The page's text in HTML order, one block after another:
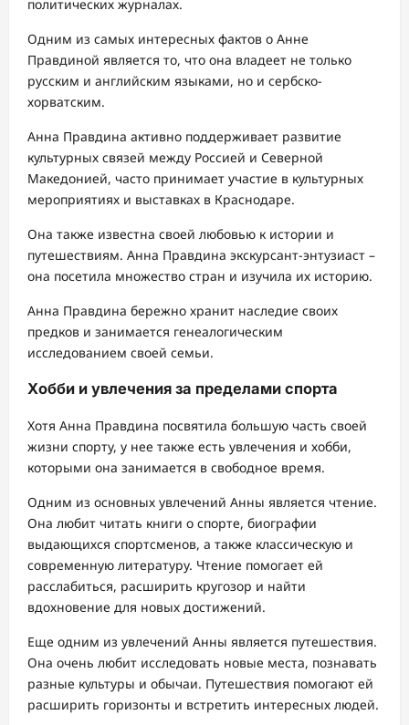
политических журналах.
Одним из самых интересных фактов о Анне
Правдиной является то, что она владеет не только
русским и английским языками, но и сербско-
хорватским.
Анна Правдина активно поддерживает развитие
культурных связей между Россией и Северной
Македонией, часто принимает участие в культурных
мероприятиях и выставках в Краснодаре.
Она также известна своей любовью к истории и
путешествиям. Анна Правдина экскурсант-энтузиаст –
она посетила множество стран и изучила их историю.
Анна Правдина бережно хранит наследие своих
предков и занимается генеалогическим
исследованием своей семьи.
Хобби и увлечения за пределами спорта
Хотя Анна Правдина посвятила большую часть своей
жизни спорту, у нее также есть увлечения и хобби,
которыми она занимается в свободное время.
Одним из основных увлечений Анны является чтение.
Она любит читать книги о спорте, биографии
выдающихся спортсменов, а также классическую и
современную литературу. Чтение помогает ей
расслабиться, расширить кругозор и найти
вдохновение для новых достижений.
Еще одним из увлечений Анны является путешествия.
Она очень любит исследовать новые места, познавать
разные культуры и обычаи. Путешествия помогают ей
расширить горизонты и встретить интересных людей.